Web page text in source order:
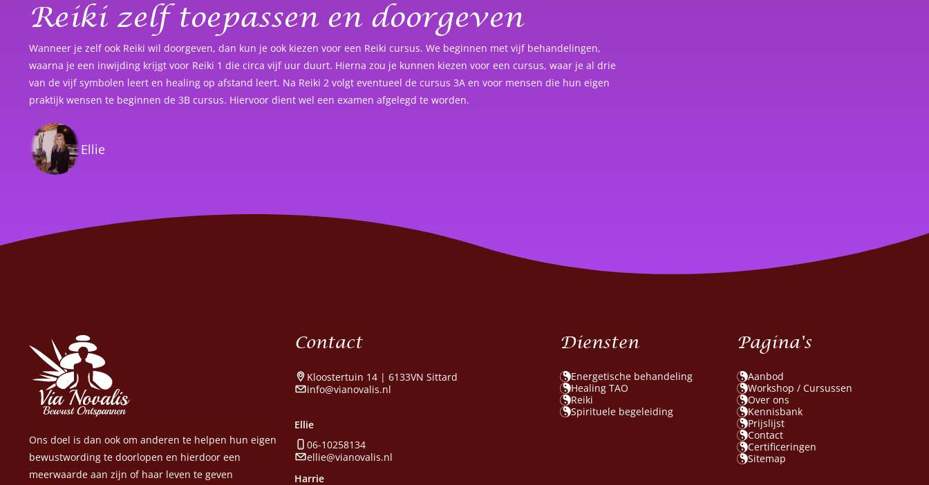
Reiki zelf toepassen en doorgeven
Wanneer je zelf ook Reiki wil doorgeven, dan kun je ook kiezen voor een Reiki cursus. We beginnen met vijf behandelingen,
waarna je een inwijding krijgt voor Reiki 1 die circa vijf uur duurt. Hierna zou je kunnen kiezen voor een cursus, waar je al drie
van de vijf symbolen leert en healing op afstand leert. Na Reiki 2 volgt eventueel de cursus 3A en voor mensen die hun eigen
praktijk wensen te beginnen de 3B cursus. Hiervoor dient wel een examen afgelegd te worden.
Ellie
Ons doel is dan ook om anderen te helpen hun eigen
bewustwording te doorlopen en hierdoor een
meerwaarde aan zijn of haar leven te geven
Contact
Kloostertuin 14 | 6133VN Sittard
info@vianovalis.nl
Ellie
06-10258134
ellie@vianovalis.nl
Harrie
Diensten
Energetische behandeling
Healing TAO
Reiki
Spirituele begeleiding
Pagina's
Aanbod
Workshop / Cursussen
Over ons
Kennisbank
Prijslijst
Contact
Certificeringen
Sitemap